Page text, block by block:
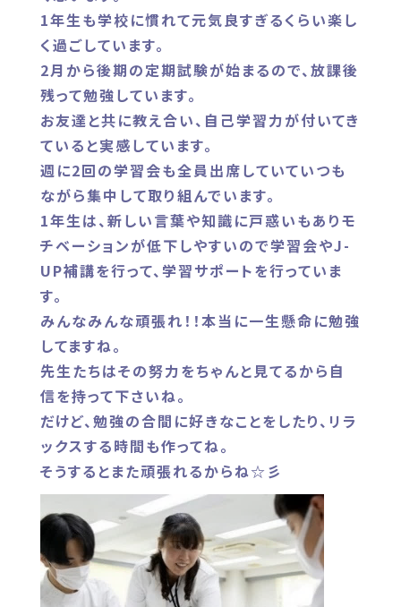
1年生も学校に慣れて元気良すぎるくらい楽し
く過ごしています。
2月から後期の定期試験が始まるので、放課後
残って勉強しています。
お友達と共に教え合い、自己学習力が付いてき
ていると実感しています。
週に2回の学習会も全員出席していていつも
ながら集中して取り組んでいます。
1年生は、新しい言葉や知識に戸惑いもありモ
チベーションが低下しやすいので学習会やJ-
UP補講を行って、学習サポートを行っていま
す。
みんなみんな頑張れ！！本当に一生懸命に勉強
してますね。
先生たちはその努力をちゃんと見てるから自
信を持って下さいね。
だけど、勉強の合間に好きなことをしたり、リラ
ックスする時間も作ってね。
そうするとまた頑張れるからね☆彡